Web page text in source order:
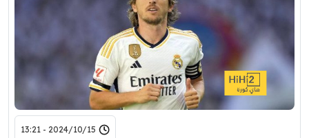
2024/10/15 - 13:21